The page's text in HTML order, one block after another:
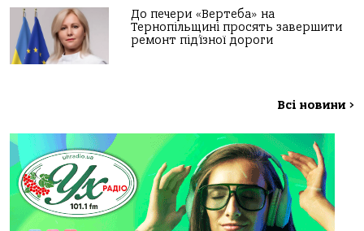
До печери «Вертеба» на
Тернопільщині просять завершити
ремонт під’їзної дороги
Всі новини >